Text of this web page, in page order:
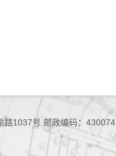
路1037号 邮政编码：430074